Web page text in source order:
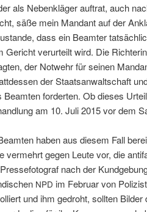
als Neben­kläger auf­trat, auch
säße mein Man­dant auf der
dass ein Beamter
Gericht verurteilt wird. Die
der Notwehr für seinen
der Staat­san­waltschaft
Beamten forderten. Ob dieses
am 10. Juli 2015 vor dem
haben aus diesem Fall
ver­mehrt gegen Leute vor, die
nach der
NPD im Feb­ru­ar von
und ihm gedro­ht, soll­ten